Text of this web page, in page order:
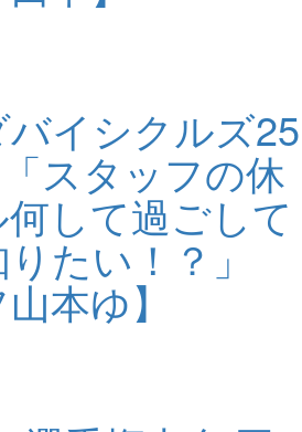
イシクルズ25
スタッフの休
して過ごして
たい！？」
本ゆ】